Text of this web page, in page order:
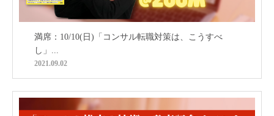
満席：10/10(日)「コンサル転職対策は、こうすべ
し」...
2021.09.02